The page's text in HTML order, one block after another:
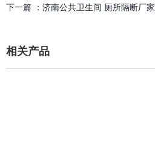
下一篇 ： 济南公共卫生间 厕所隔断厂家
相关产品